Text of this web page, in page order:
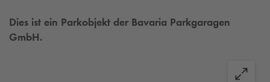
Dies ist ein Parkobjekt der Bavaria Parkgaragen
GmbH.